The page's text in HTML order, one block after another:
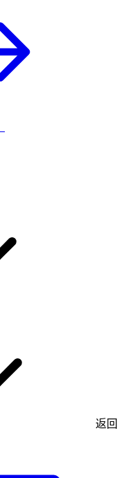
返回